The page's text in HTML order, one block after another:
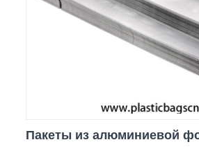
Пакеты из алюминиевой